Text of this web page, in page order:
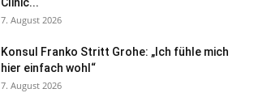
Clinic...
7. August 2026
Konsul Franko Stritt Grohe: „Ich fühle mich
hier einfach wohl“
7. August 2026